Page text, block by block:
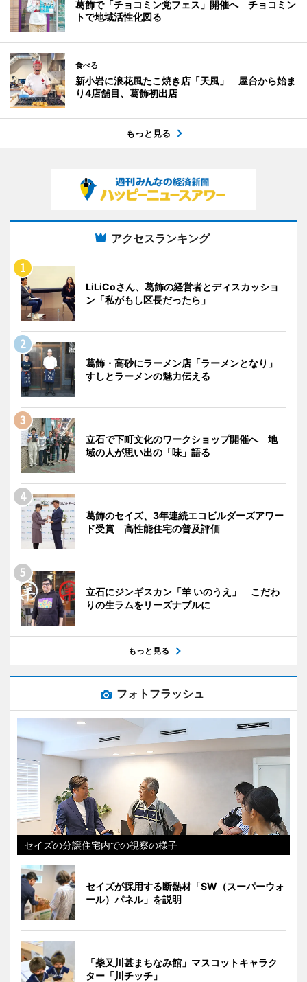
葛飾で「チョコミン党フェス」開催へ チョコミン
トで地域活性化図る
食べる
新小岩に浪花風たこ焼き店「天風」 屋台から始ま
り4店舗目、葛飾初出店
もっと見る
アクセスランキング
LiLiCoさん、葛飾の経営者とディスカッショ
ン「私がもし区長だったら」
葛飾・高砂にラーメン店「ラーメンとなり」
すしとラーメンの魅力伝える
立石で下町文化のワークショップ開催へ 地
域の人が思い出の「味」語る
葛飾のセイズ、3年連続エコビルダーズアワー
ド受賞 高性能住宅の普及評価
立石にジンギスカン「羊 いのうえ」 こだわ
りの生ラムをリーズナブルに
もっと見る
フォトフラッシュ
セイズの分譲住宅内での視察の様子
セイズが採用する断熱材「SW（スーパーウォ
ール）パネル」を説明
「柴又川甚まちなみ館」マスコットキャラク
ター「川チッチ」